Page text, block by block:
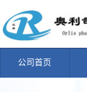
公司首页